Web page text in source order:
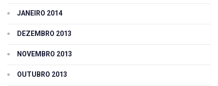
JANEIRO 2014
DEZEMBRO 2013
NOVEMBRO 2013
OUTUBRO 2013